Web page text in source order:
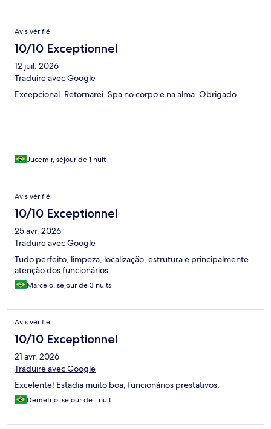
Avis vérifié
10/10 Exceptionnel
12 juil. 2026
Traduire avec Google
Excepcional. Retornarei. Spa no corpo e na alma. Obrigado.
Jucemir, séjour de 1 nuit
Avis vérifié
10/10 Exceptionnel
25 avr. 2026
Traduire avec Google
Tudo perfeito, limpeza, localização, estrutura e principalmente
atenção dos funcionários.
Marcelo, séjour de 3 nuits
Avis vérifié
10/10 Exceptionnel
21 avr. 2026
Traduire avec Google
Excelente! Estadia muito boa, funcionários prestativos.
Demétrio, séjour de 1 nuit